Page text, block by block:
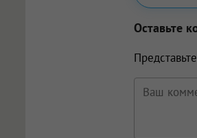
Оставьте